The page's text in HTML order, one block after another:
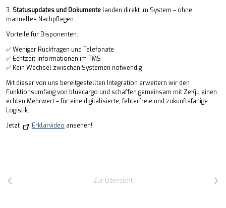
3. Statusupdates und Dokumente landen direkt im System – ohne
manuelles Nachpflegen.
Vorteile für Disponenten:
✅ Weniger Rückfragen und Telefonate
✅ Echtzeit-Informationen im TMS
✅ Kein Wechsel zwischen Systemen notwendig
Mit dieser von uns bereitgestellten Integration erweitern wir den
Funktionsumfang von bluecargo und schaffen gemeinsam mit ZeKju einen
echten Mehrwert – für eine digitalisierte, fehlerfreie und zukunftsfähige
Logistik.
Jetzt
Erklärvideo ansehen!
Vorheriger Artikel Zur Übersicht Nächster Artikel